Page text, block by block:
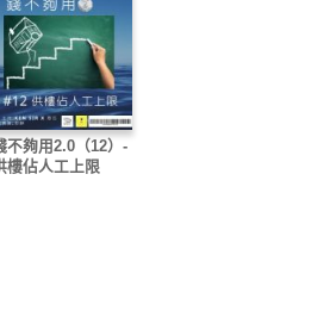
不夠用2.0（12）-
樓佔人工上限